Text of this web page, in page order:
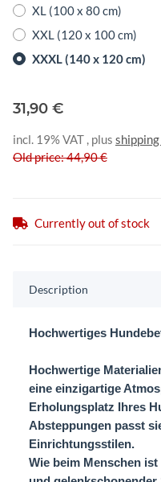
XL (100 x 80 cm)
XXL (120 x 100 cm)
XXXL (140 x 120 cm)
31,90 €
incl. 19% VAT , plus
Old price: 44,90 €
Currently out of stock
Description
Hochwertiges
Hochwertige
eine einzigartige
Erholungsplatz Ihres
Absteppungen passt
Einrichtungsstilen.
Wie beim Menschen